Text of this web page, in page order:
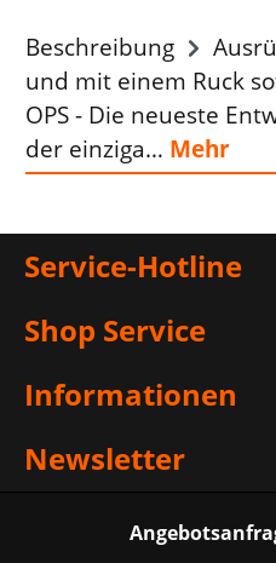
Beschreibung
und mit einem Ruck
OPS - Die neueste
der einziga… Mehr
Service-Hotline
Shop Service
Informationen
Newsletter